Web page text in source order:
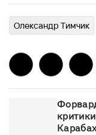
Олександр Тимчик